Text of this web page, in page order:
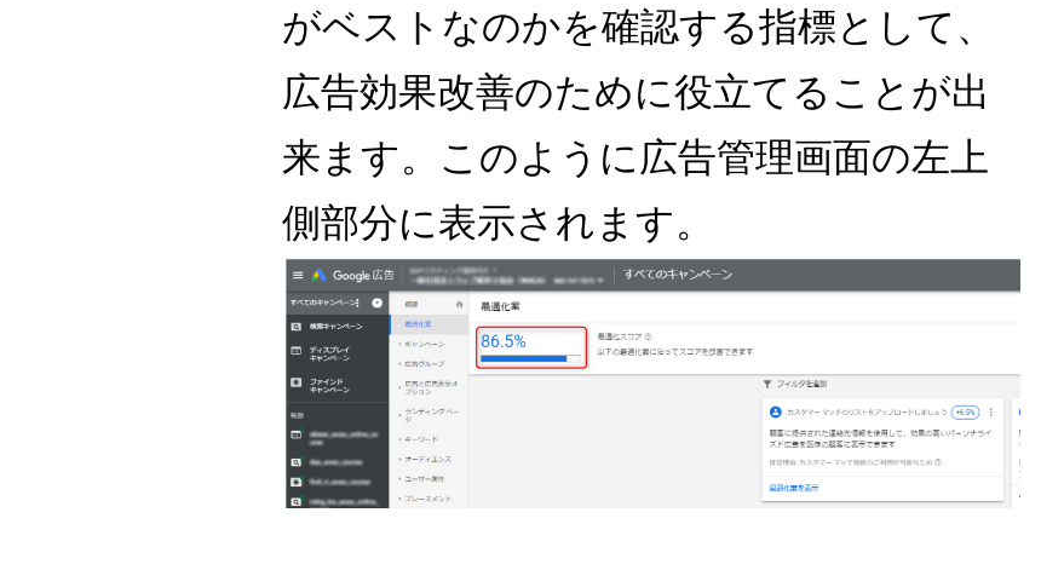
がベストなのかを確認する指標として、
広告効果改善のために役立てることが出
来ます。このように広告管理画面の左上
側部分に表示されます。